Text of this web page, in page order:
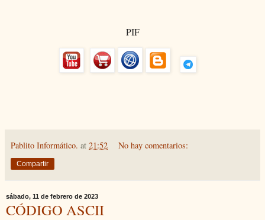
PIF
Pablito Informático. at 21:52 No hay comentarios:
Compartir
sábado, 11 de febrero de 2023
CÓDIGO ASCII